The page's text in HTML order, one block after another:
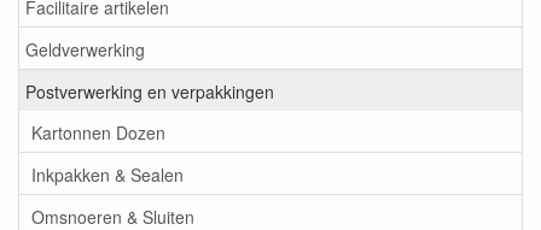
Facilitaire artikelen
Geldverwerking
Postverwerking en verpakkingen
Kartonnen Dozen
Inkpakken & Sealen
Omsnoeren & Sluiten